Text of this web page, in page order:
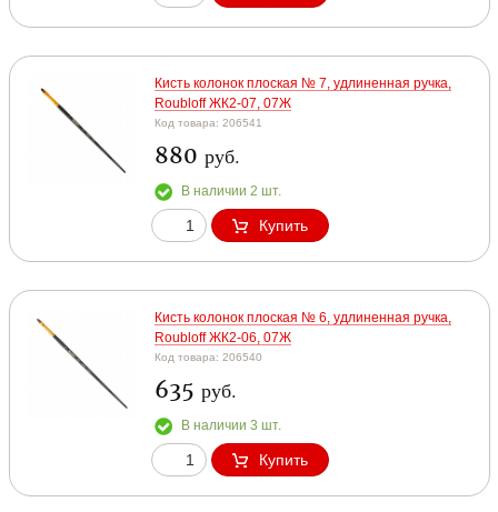
Кисть колонок плоская № 7, удлиненная ручка,
Roubloff ЖК2-07, 07Ж
Код товара: 206541
880 руб.
В наличии 2 шт.
Купить
Кисть колонок плоская № 6, удлиненная ручка,
Roubloff ЖК2-06, 07Ж
Код товара: 206540
635 руб.
В наличии 3 шт.
Купить